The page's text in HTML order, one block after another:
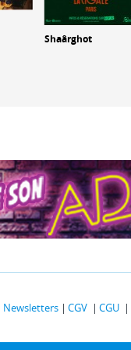
Shaârghot
Newsletters CGV CGU